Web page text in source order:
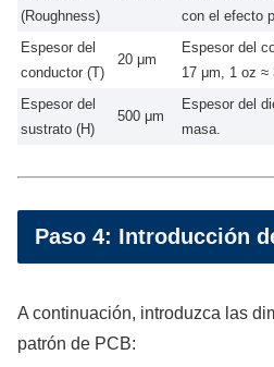
(Roughness)
con el efecto
Espesor del
conductor (T)
20 μm
Espesor del
17 μm, 1 oz ≈
Espesor del
sustrato (H)
500 μm
Espesor del
masa.
Paso 4: Introducción
A continuación, introduzca las
patrón de PCB: